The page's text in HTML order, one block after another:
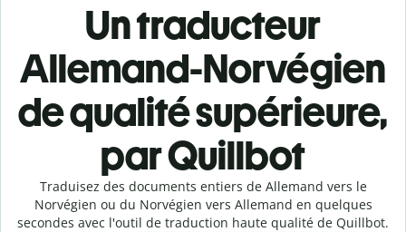
Un traducteur
Allemand-Norvégien
de qualité supérieure,
par Quillbot
Traduisez des documents entiers de Allemand vers le
Norvégien ou du Norvégien vers Allemand en quelques
secondes avec l'outil de traduction haute qualité de Quillbot.